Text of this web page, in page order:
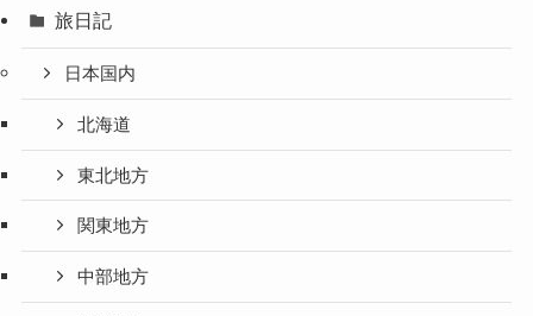
旅日記
日本国内
北海道
東北地方
関東地方
中部地方